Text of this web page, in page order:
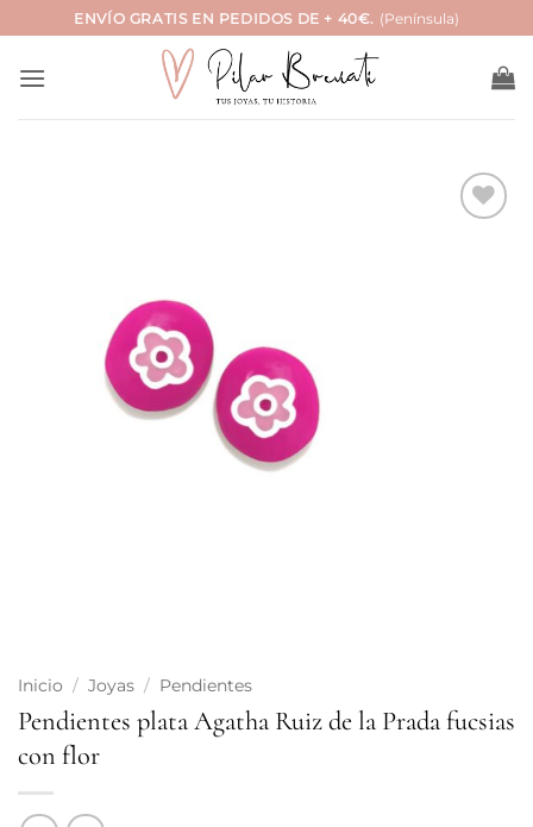
al
contenido
ENVÍO GRATIS EN PEDIDOS DE + 40€. (Península)
Inicio / Joyas / Pendientes
Pendientes plata Agatha Ruiz de la Prada fucsias
con flor